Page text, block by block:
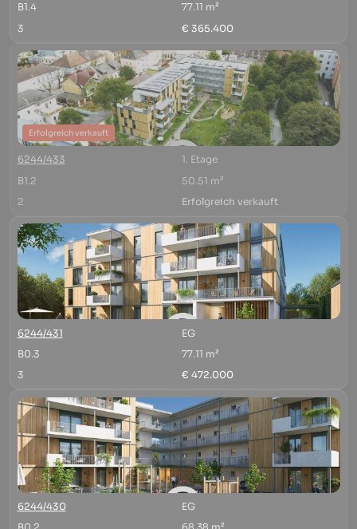
B1.4
77.11 m²
3
€ 365.400
Erfolgreich verkauft
6244/433
1. Etage
B1.2
50.51 m²
2
Erfolgreich verkauft
6244/431
EG
B0.3
77.11 m²
3
€ 472.000
6244/430
EG